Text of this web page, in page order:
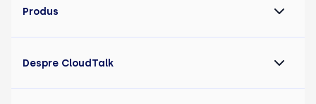
Produs
Despre CloudTalk